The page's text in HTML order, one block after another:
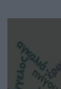
γνωρίζεις